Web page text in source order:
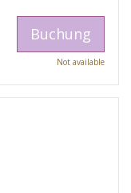
Buchung
Not available